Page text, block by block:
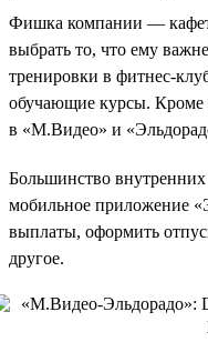
Фишка компании —
выбрать то, что ему
тренировки в фитнес-
обучающие курсы. Кроме
в «М.Видео» и
Большинство
мобильное приложение
выплаты, оформить
другое.